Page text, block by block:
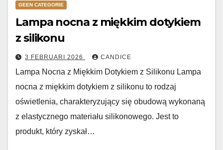
GEEN CATEGORIE
Lampa nocna z miękkim dotykiem
z silikonu
3 FEBRUARI 2026 CANDICE
Lampa Nocna z Miękkim Dotykiem z Silikonu Lampa
nocna z miękkim dotykiem z silikonu to rodzaj
oświetlenia, charakteryzujący się obudową wykonaną
z elastycznego materiału silikonowego. Jest to
produkt, który zyskał…